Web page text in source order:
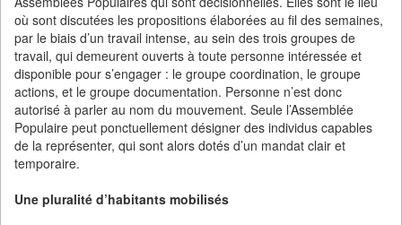
où sont discutées les propositions élaborées au fil des semaines,
par le biais d’un travail intense, au sein des trois groupes de
travail, qui demeurent ouverts à toute personne intéressée et
disponible pour s’engager : le groupe coordination, le groupe
actions, et le groupe documentation. Personne n’est donc
autorisé à parler au nom du mouvement. Seule l’Assemblée
Populaire peut ponctuellement désigner des individus capables
de la représenter, qui sont alors dotés d’un mandat clair et
temporaire.
Une pluralité d’habitants mobilisés